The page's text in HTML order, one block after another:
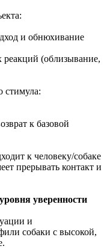
и обнюхивание
(облизывание,
стимула:
к базовой
к человеку/собаке
прерывать контакт и
уверенности
и
собаки с высокой,